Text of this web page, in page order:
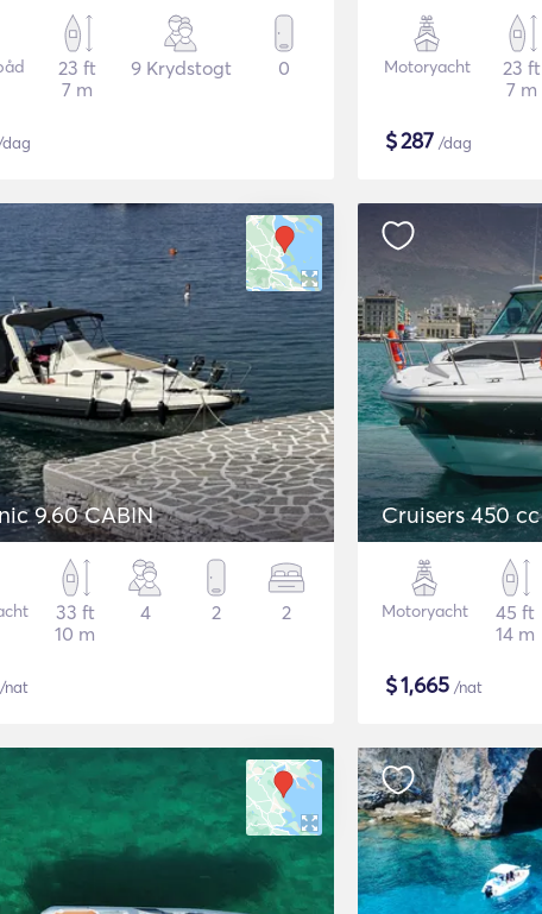
23 ft
7 m
9 Krydstogt 0 Motoryacht
23 ft
7 m
$287 /dag
9.60 CABIN
33 ft
10 m
4 2 2
Cruisers 450 cc
Motoryacht
45 ft
14 m
$1,665 /nat